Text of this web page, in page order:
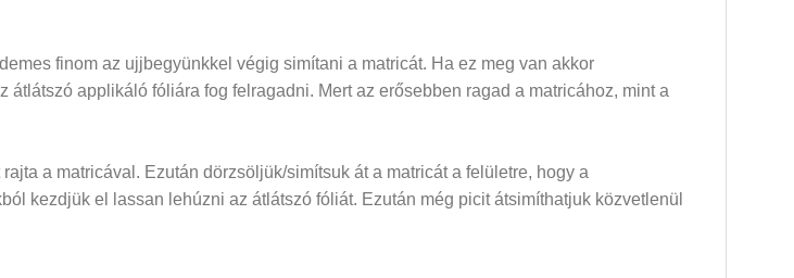
finom az ujjbegyünkkel végig simítani a matricát. Ha ez meg van akkor
applikáló fóliára fog felragadni. Mert az erősebben ragad a matricához, mint a
a matricával. Ezután dörzsöljük/simítsuk át a matricát a felületre, hogy a
kezdjük el lassan lehúzni az átlátszó fóliát. Ezután még picit átsimíthatjuk közvetlenül